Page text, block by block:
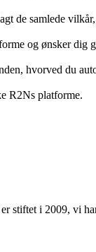
de samlede
og ønsker dig
hvorved du
R2Ns platforme.
stiftet i 2009, vi